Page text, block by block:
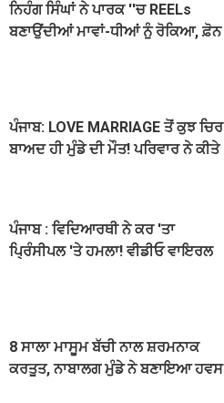
ਨਿਹੰਗ ਸਿੰਘਾਂ ਨੇ ਪਾਰਕ ''ਚ REELs
ਬਣਾਉਂਦੀਆਂ ਮਾਵਾਂ-ਧੀਆਂ ਨੂੰ ਰੋਕਿਆ, ਫ਼ੋਨ
ਪੰਜਾਬ: LOVE MARRIAGE ਤੋਂ ਕੁਝ ਚਿਰ
ਬਾਅਦ ਹੀ ਮੁੰਡੇ ਦੀ ਮੌਤ! ਪਰਿਵਾਰ ਨੇ ਕੀਤੇ
ਪੰਜਾਬ : ਵਿਦਿਆਰਥੀ ਨੇ ਕਰ 'ਤਾ
ਪ੍ਰਿੰਸੀਪਲ 'ਤੇ ਹਮਲਾ! ਵੀਡੀਓ ਵਾਇਰਲ
8 ਸਾਲਾ ਮਾਸੂਮ ਬੱਚੀ ਨਾਲ ਸ਼ਰਮਨਾਕ
ਕਰਤੂਤ, ਨਾਬਾਲਗ ਮੁੰਡੇ ਨੇ ਬਣਾਇਆ ਹਵਸ